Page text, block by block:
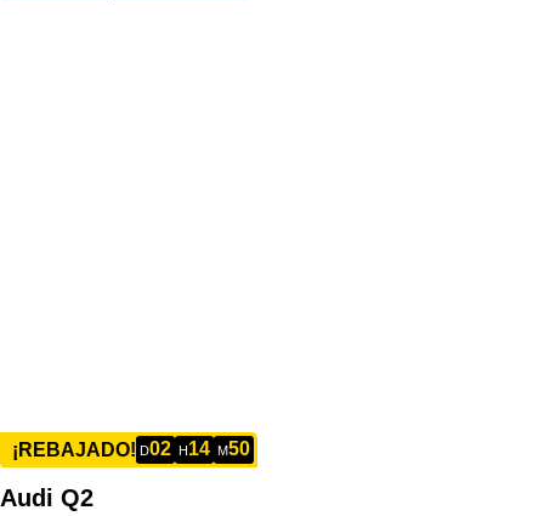
¡REBAJADO! D02 H 14 M50
Audi Q2